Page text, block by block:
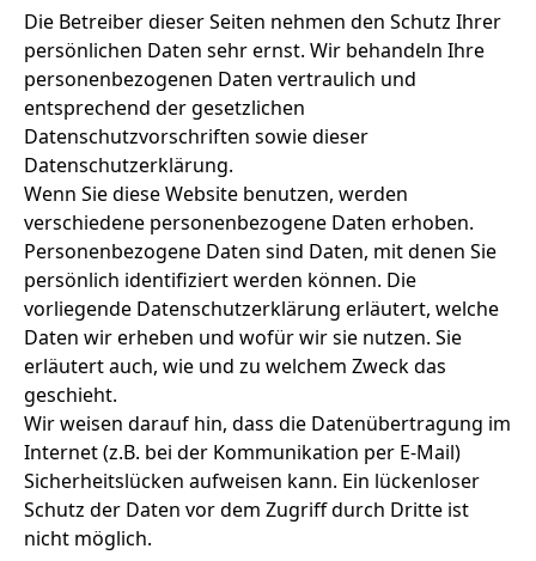
Die Betreiber dieser Seiten nehmen den Schutz Ihrer
persönlichen Daten sehr ernst. Wir behandeln Ihre
personenbezogenen Daten vertraulich und
entsprechend der gesetzlichen
Datenschutzvorschriften sowie dieser
Datenschutzerklärung.
Wenn Sie diese Website benutzen, werden
verschiedene personenbezogene Daten erhoben.
Personenbezogene Daten sind Daten, mit denen Sie
persönlich identifiziert werden können. Die
vorliegende Datenschutzerklärung erläutert, welche
Daten wir erheben und wofür wir sie nutzen. Sie
erläutert auch, wie und zu welchem Zweck das
geschieht.
Wir weisen darauf hin, dass die Datenübertragung im
Internet (z.B. bei der Kommunikation per E-Mail)
Sicherheitslücken aufweisen kann. Ein lückenloser
Schutz der Daten vor dem Zugriff durch Dritte ist
nicht möglich.